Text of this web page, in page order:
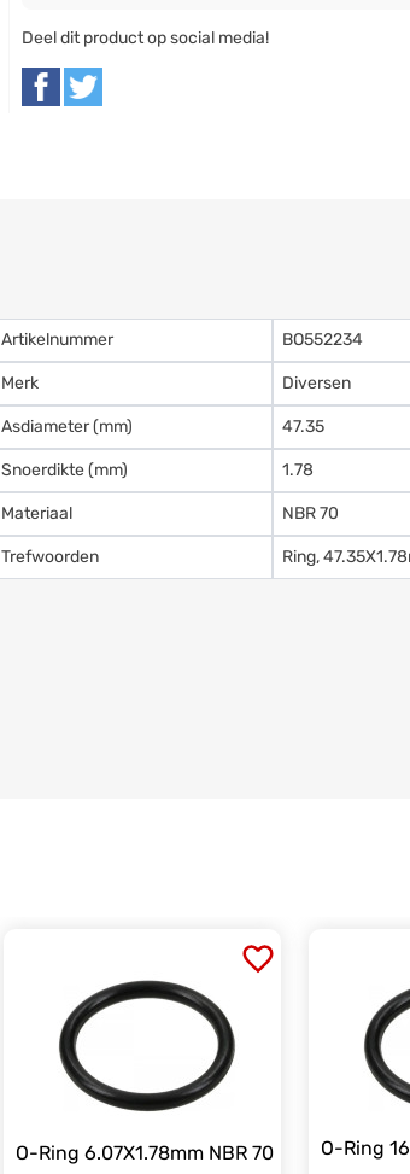
Deel dit product op social media!
Artikelnummer BO552234
Merk Diversen
Asdiameter (mm) 47.35
Snoerdikte (mm) 1.78
Materiaal NBR 70
Trefwoorden Ring,
O-Ring 6.07X1.78mm NBR 70 O-Ring